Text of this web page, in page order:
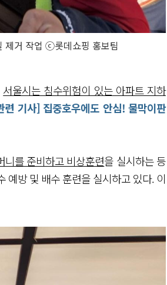
제거 작업 ⓒ롯데쇼핑 홍보팀
서울시는 침수위험이 있는 아파트 지하
기사] 집중호우에도 안심! 물막이판
를 준비하고 비상훈련을 실시하는 등
예방 및 배수 훈련을 실시하고 있다. 이